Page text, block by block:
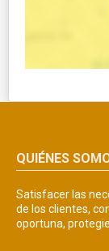
QUIÉNES
Satisfacer las
de los clientes,
oportuna,